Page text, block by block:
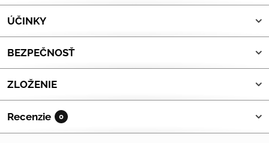
ÚČINKY
BEZPEČNOSŤ
ZLOŽENIE
Recenzie 0